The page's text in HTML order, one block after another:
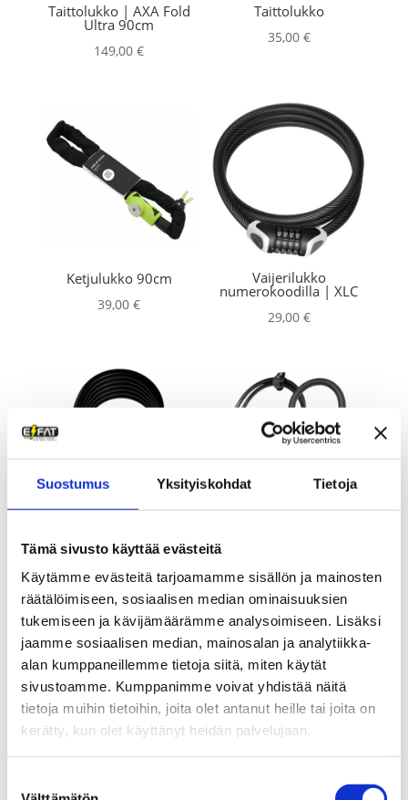
Suostumus Yksityiskohdat Tietoja
Tämä sivusto käyttää evästeitä
Käytämme evästeitä tarjoamamme sisällön ja mainosten
räätälöimiseen, sosiaalisen median ominaisuuksien
tukemiseen ja kävijämäärämme analysoimiseen. Lisäksi
jaamme sosiaalisen median, mainosalan ja analytiikka-
alan kumppaneillemme tietoja siitä, miten käytät
sivustoamme. Kumppanimme voivat yhdistää näitä
tietoja muihin tietoihin, joita olet antanut heille tai joita on
kerätty, kun olet käyttänyt heidän palvelujaan.
Taittolukko | AXA Fold
Ultra 90cm
149,00€
Taittolukko
35,00 €
Ketjulukko 90cm
39,00€
Vaijerilukko
numerokoodilla | XLC
29,00 €
Vaijerilukko avaimella |
XLC
29,00€ 79,00€